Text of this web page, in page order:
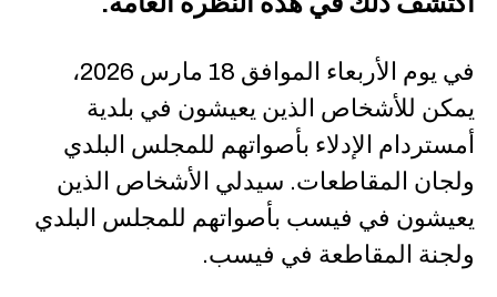
في يوم الأربعاء الموافق 18 مارس 2026،
يمكن للأشخاص الذين يعيشون في بلدية
أمستردام الإدلاء بأصواتهم للمجلس البلدي
ولجان المقاطعات. سيدلي الأشخاص الذين
يعيشون في فيسب بأصواتهم للمجلس البلدي
ولجنة المقاطعة في فيسب.